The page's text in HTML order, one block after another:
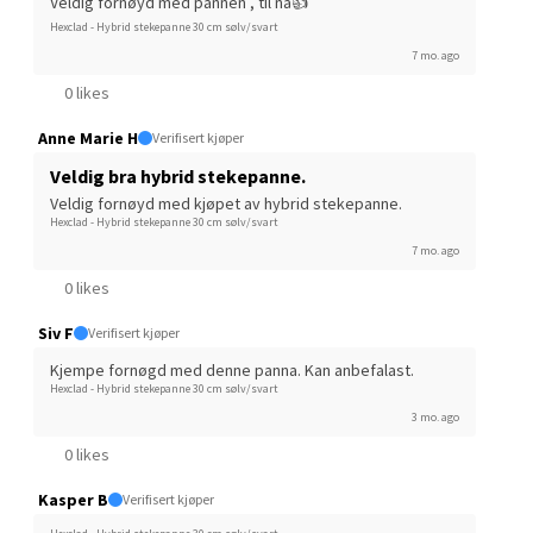
Hexclad - Hybrid stekepanne 30 cm sølv/svart
7 mo. ago
0 likes
Anne Marie H Verifisert kjøper
Veldig bra hybrid stekepanne.
Veldig fornøyd med kjøpet av hybrid stekepanne.
Hexclad - Hybrid stekepanne 30 cm sølv/svart
7 mo. ago
0 likes
Siv F Verifisert kjøper
Kjempe fornøgd med denne panna. Kan anbefalast.
Hexclad - Hybrid stekepanne 30 cm sølv/svart
3 mo. ago
0 likes
Kasper B Verifisert kjøper
Jessheim - Thon Senter Jessheim
Storgata 6, 2050 Jessheim
Kristiansand - Thon
Sørlandssenteret
Åpent i dag 10-21
0 i butikk